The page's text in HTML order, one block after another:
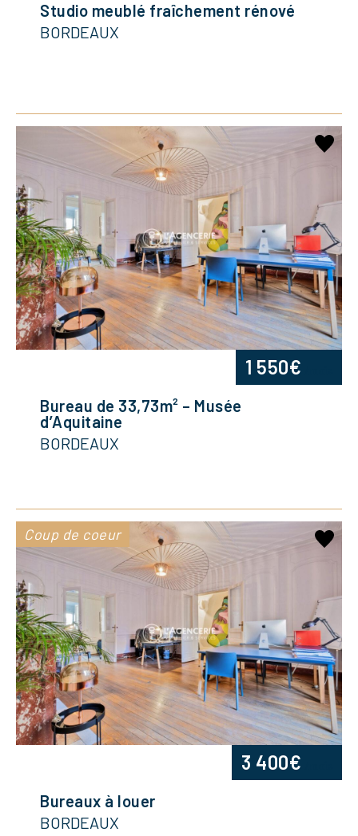
Studio meublé fraîchement rénové
BORDEAUX
Bureau de 33,73m² – Musée
d’Aquitaine
BORDEAUX
1 550€
Coup de coeur
Bureaux à louer
BORDEAUX
3 400€